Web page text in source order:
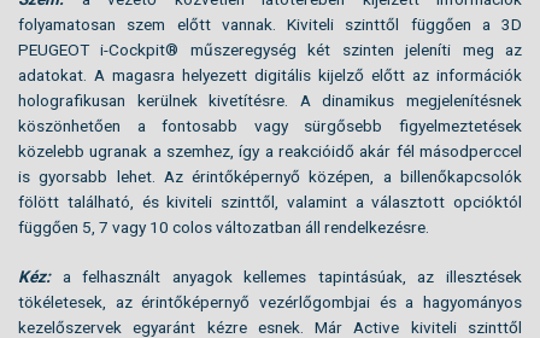
folyamatosan szem előtt vannak. Kiviteli szinttől függően a 3D
PEUGEOT i-Cockpit® műszeregység két szinten jeleníti meg az
adatokat. A magasra helyezett digitális kijelző előtt az információk
holografikusan kerülnek kivetítésre. A dinamikus megjelenítésnek
köszönhetően a fontosabb vagy sürgősebb figyelmeztetések
közelebb ugranak a szemhez, így a reakcióidő akár fél másodperccel
is gyorsabb lehet. Az érintőképernyő középen, a billenőkapcsolók
fölött található, és kiviteli szinttől, valamint a választott opcióktól
függően 5, 7 vagy 10 colos változatban áll rendelkezésre.
Kéz:
a felhasznált anyagok kellemes tapintásúak, az illesztések
tökéletesek, az érintőképernyő vezérlőgombjai és a hagyományos
kezelőszervek egyaránt kézre esnek. Már Active kiviteli szinttől